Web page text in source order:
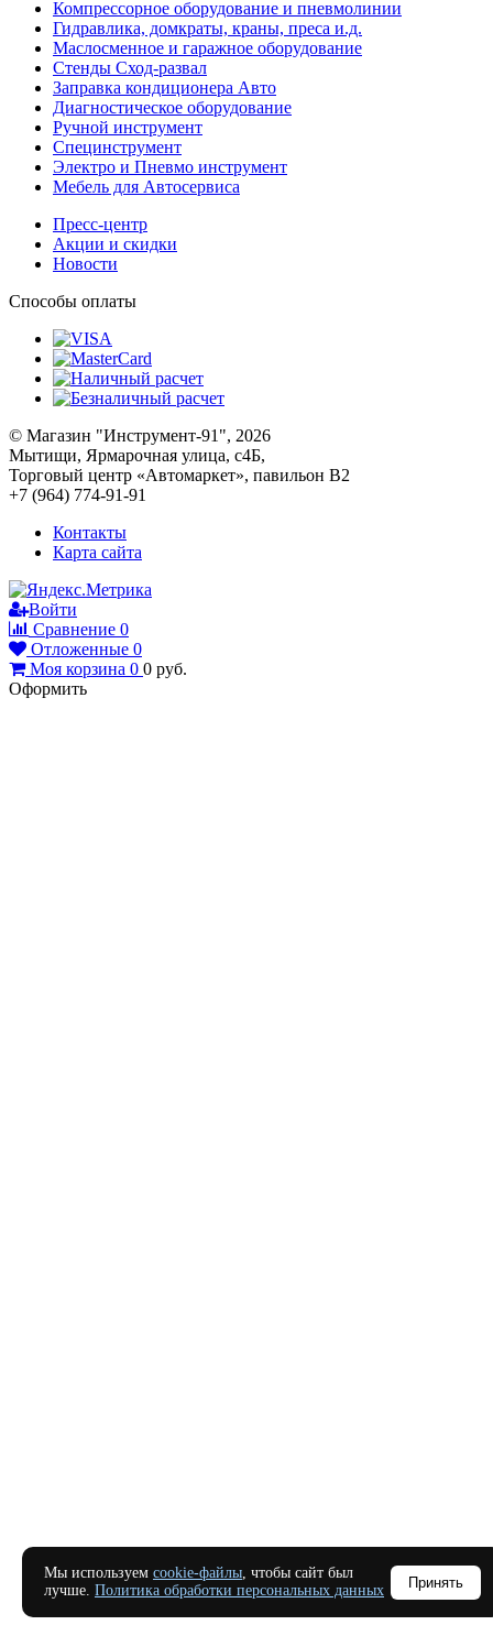
Компрессорное оборудование и пневмолинии
Гидравлика, домкраты, краны, преса и.д.
Маслосменное и гаражное оборудование
Стенды Сход-развал
Заправка кондиционера Авто
Диагностическое оборудование
Ручной инструмент
Специнструмент
Электро и Пневмо инструмент
Мебель для Автосервиса
Пресс-центр
Акции и скидки
Новости
Способы оплаты
© Магазин "Инструмент-91", 2026
Мытищи, Ярмарочная улица, с4Б,
Торговый центр «Автомаркет», павильон В2
+7 (964) 774-91-91
Контакты
Карта сайта
Войти
Сравнение 0
Отложенные 0
Моя корзина 0 0 руб.
Оформить
Мы используем cookie-файлы, чтобы сайт был
лучше. Политика обработки персональных данных Принять